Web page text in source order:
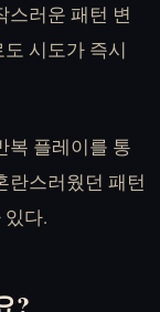
스러운 패턴 변
시도가 즉시
복 플레이를 통
란스러웠던 패턴
다.